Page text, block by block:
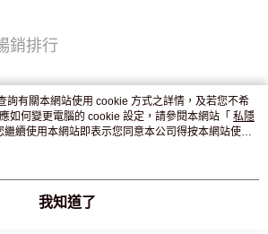
銷排行
詢有關本網站使用 cookie 方式之詳情，及若您不希
如何變更電腦的 cookie 設定，請參閱本網站「 私隱
繼續使用本網站即表示您同意本公司得按本網站使用
。
我知道了